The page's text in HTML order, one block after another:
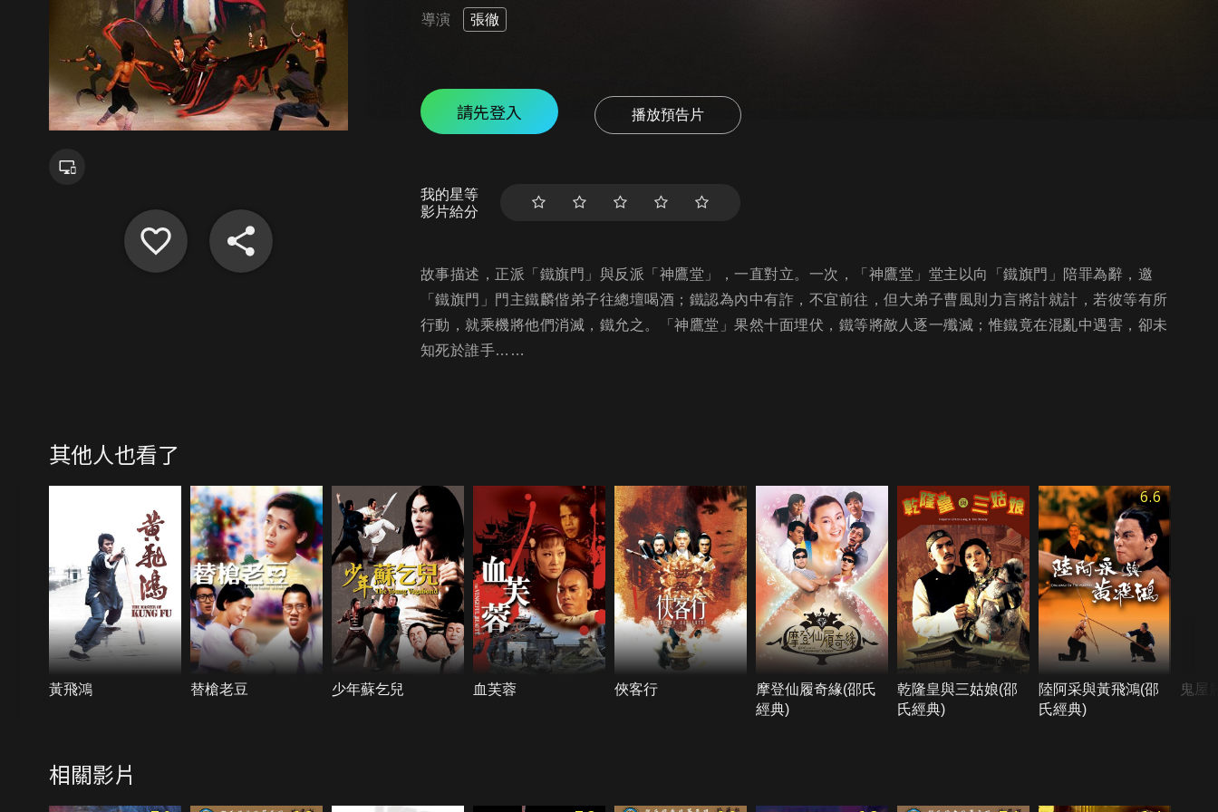
導演 張徹
請先登入 播放預告片
我的星等
影片給分
故事描述，正派「鐵旗門」與反派「神鷹堂」，一直對立。一次，「神鷹堂」堂主以向「鐵旗門」陪罪為辭，邀
「鐵旗門」門主鐵麟偕弟子往總壇喝酒；鐵認為內中有詐，不宜前往，但大弟子曹風則力言將計就計，若彼等有所
行動，就乘機將他們消滅，鐵允之。「神鷹堂」果然十面埋伏，鐵等將敵人逐一殲滅；惟鐵竟在混亂中遇害，卻未
知死於誰手……
其他人也看了
黃飛鴻 替槍老豆 少年蘇乞兒 血芙蓉 俠客行
摩登仙履奇緣(邵氏
經典)
乾隆皇與三姑娘(邵
氏經典)
6.6
陸阿采與黃飛鴻(邵
氏經典)
鬼屋
相關影片